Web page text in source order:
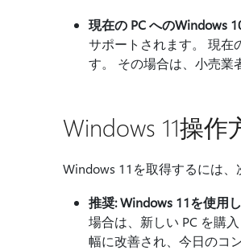
現在の PC へのWindows
サポートされます。 現在
す。 その場合は、小売業
Windows 11操
Windows 11を取得するには、
推奨: Windows 11を使用
場合は、新しい PC を購
幅に改善され、今日のコ